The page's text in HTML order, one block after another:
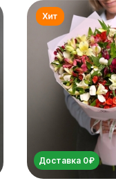
Доставка 0₽